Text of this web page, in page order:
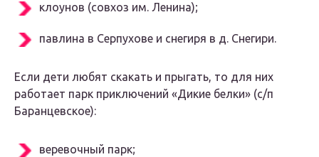
клоунов (совхоз им. Ленина);
павлина в Серпухове и снегиря в д. Снегири.
Если дети любят скакать и прыгать, то для них
работает парк приключений «Дикие белки» (с/п
Баранцевское):
веревочный парк;